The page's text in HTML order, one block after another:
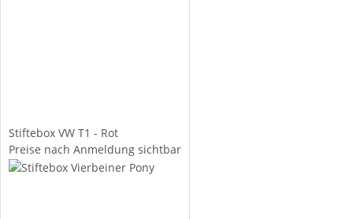
Stiftebox VW T1 - Rot
Preise nach Anmeldung sichtbar